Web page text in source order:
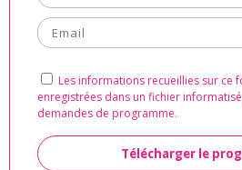
Les informations recueillies sur ce
enregistrées dans un fichier
demandes de programme.